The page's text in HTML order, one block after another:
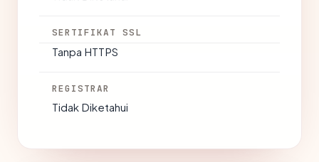
SERTIFIKAT SSL
Tanpa HTTPS
REGISTRAR
Tidak Diketahui